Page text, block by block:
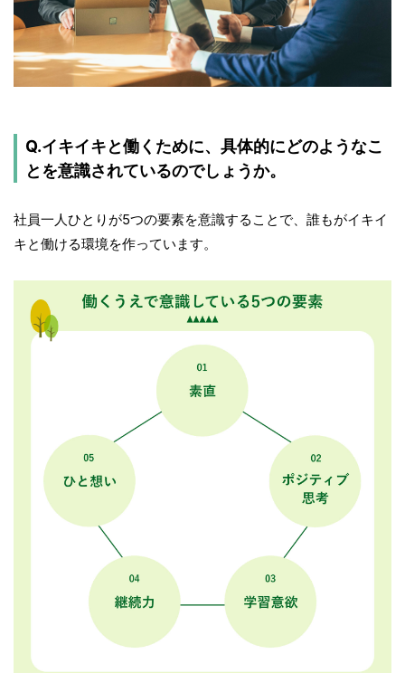
Q.イキイキと働くために、具体的にどのようなこ
とを意識されているのでしょうか。
社員一人ひとりが5つの要素を意識することで、誰もがイキイ
キと働ける環境を作っています。